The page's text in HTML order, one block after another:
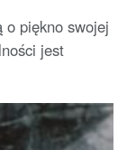
o piękno swojej
jest